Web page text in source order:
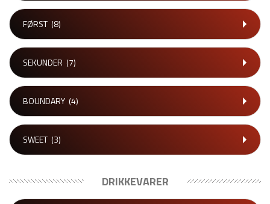
FØRST (8)
SEKUNDER (7)
BOUNDARY (4)
SWEET (3)
DRIKKEVARER